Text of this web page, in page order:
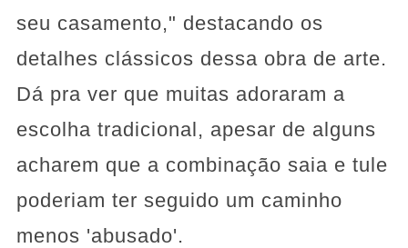
seu casamento," destacando os
detalhes clássicos dessa obra de arte.
Dá pra ver que muitas adoraram a
escolha tradicional, apesar de alguns
acharem que a combinação saia e tule
poderiam ter seguido um caminho
menos 'abusado'.